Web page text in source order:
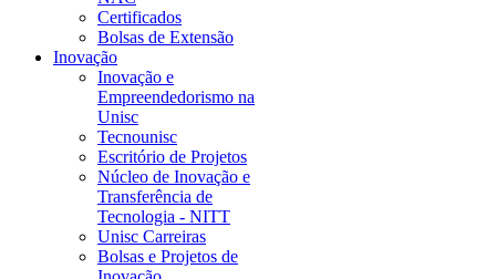
Certificados
Bolsas de Extensão
Inovação
Inovação e
Empreendedorismo na
Unisc
Tecnounisc
Escritório de Projetos
Núcleo de Inovação e
Transferência de
Tecnologia - NITT
Unisc Carreiras
Bolsas e Projetos de